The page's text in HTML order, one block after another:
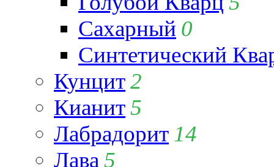
Сахарный 0
Синтетический
Кунцит2
Кианит5
Лабрадорит 14
Лава 5